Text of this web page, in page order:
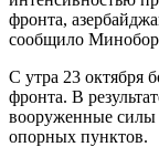
фронта,
сообщило
С утра 23 октября
фронта. В
вооруженные силы
опорных пунктов.